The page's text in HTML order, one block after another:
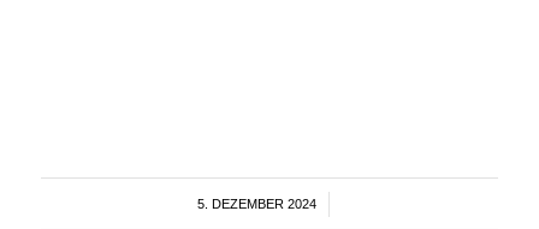
5. DEZEMBER 2024
/